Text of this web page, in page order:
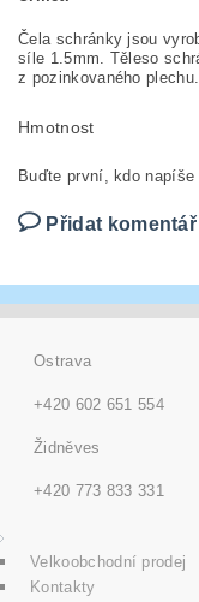
Čela schránky jsou
síle 1.5mm. Těleso
z pozinkovaného plechu.
Hmotnost
Buďte první, kdo
Přidat komentář
Ostrava
+420 602 651 554
Židněves
+420 773 833 331
Velkoobchodní prodej
Kontakty